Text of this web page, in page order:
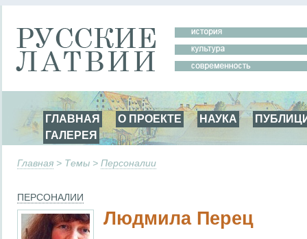
ГЛАВНАЯ О ПРОЕКТЕ НАУКА
ГАЛЕРЕЯ
Главная > Темы > Персоналии
ПЕРСОНАЛИИ
Людмила Перец